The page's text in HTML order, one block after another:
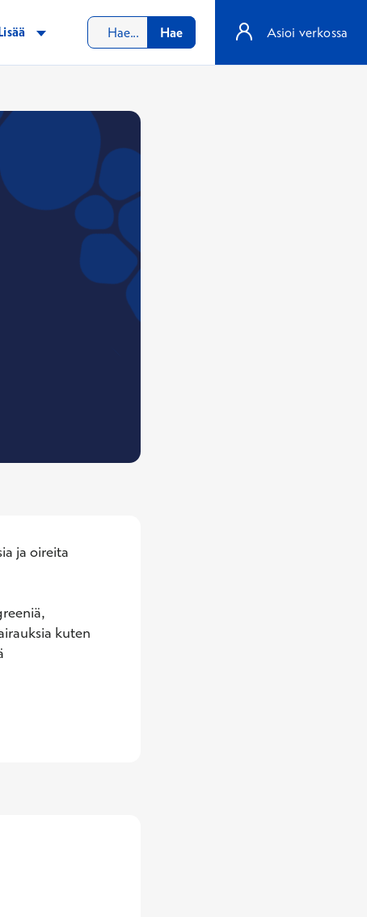
Hae Asioi verkossa
Neurologian erikoislääkäri
ja oireita
kuten